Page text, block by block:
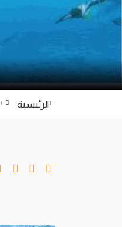
الرئيسية